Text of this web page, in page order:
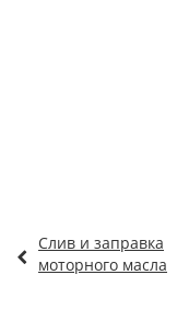
Слив и заправка
моторного масла